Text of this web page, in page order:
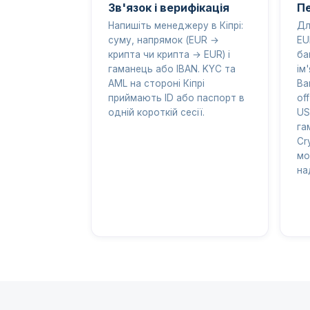
Зв'язок і верифікація
Напишіть менеджеру в Кіпрі:
суму, напрямок (EUR →
крипта чи крипта → EUR) і
гаманець або IBAN. KYC та
AML на стороні Кіпрі
приймають ID або паспорт в
одній короткій сесії.